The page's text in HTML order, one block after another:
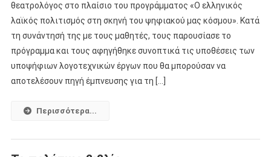
θεατρολόγος στο πλαίσιο του προγράμματος «Ο ελληνικός
λαϊκός πολιτισμός στη σκηνή του ψηφιακού μας κόσμου». Κατά
τη συνάντησή της με τους μαθητές, τους παρουσίασε το
πρόγραμμα και τους αφηγήθηκε συνοπτικά τις υποθέσεις των
υποψήφιων λογοτεχνικών έργων που θα μπορούσαν να
αποτελέσουν πηγή έμπνευσης για τη […]
Περισσότερα...